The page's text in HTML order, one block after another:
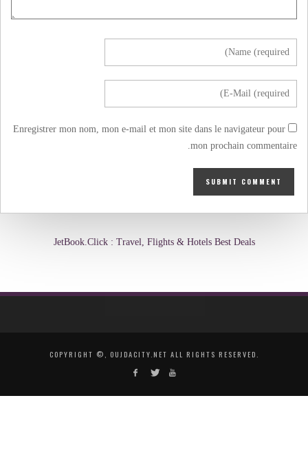
Enregistrer mon nom, mon e-mail et mon site dans le navigateur pour
mon prochain commentaire.
JetBook.Click : Travel, Flights & Hotels Best Deals
COPYRIGHT ©, OUJDACITY.NET ALL RIGHTS RESERVED.